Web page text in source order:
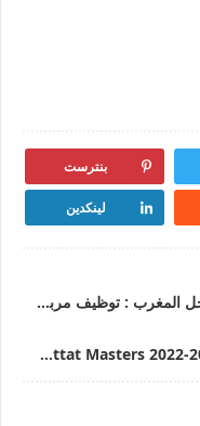
بنترست
لينكدين
رابط التسجيل المباشر ل منظمة علم لأجل المغرب : توظيف مربيين و مربيات التعليم الأولي بمختلف جهات المغرب
ماستر كلية العلوم والتقنيات سطات FST Settat Masters 2022-2023ماستر كلية العلوم والتقنيات سطات 2022-2023